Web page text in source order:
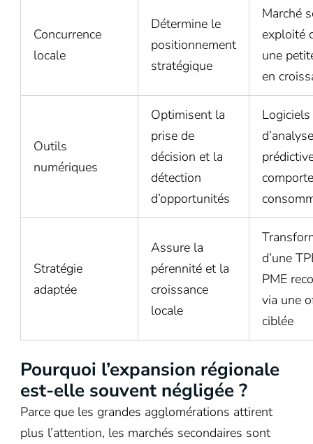
Concurrence
locale
Détermine le
positionnement
stratégique
Marché
exploité
une
en
Outils
numériques
Optimisent la
prise de
décision et la
détection
d’opportunités
Logiciels
d’analyse
Stratégie
adaptée
Assure la
pérennité et la
croissance
locale
d’une
PME
via une
ciblée
Pourquoi l’expansion régionale
est-elle souvent négligée ?
Parce que les grandes agglomérations attirent
plus l’attention, les marchés secondaires sont